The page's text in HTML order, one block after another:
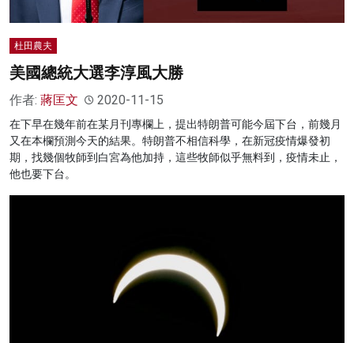
杜田農夫
美國總統大選李淳風大勝
作者: 蔣匡文 2020-11-15
在下早在幾年前在某月刊專欄上，提出特朗普可能今屆下台，前幾月
又在本欄預測今天的結果。特朗普不相信科學，在新冠疫情爆發初
期，找幾個牧師到白宮為他加持，這些牧師似乎無料到，疫情未止，
他也要下台。